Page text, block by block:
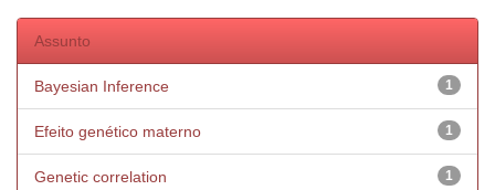
Assunto
1
Bayesian Inference
1
Efeito genético materno
1
Genetic correlation